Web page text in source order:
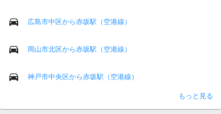
広島市中区から赤坂駅（空港線）
岡山市北区から赤坂駅（空港線）
神戸市中央区から赤坂駅（空港線）
もっと見る